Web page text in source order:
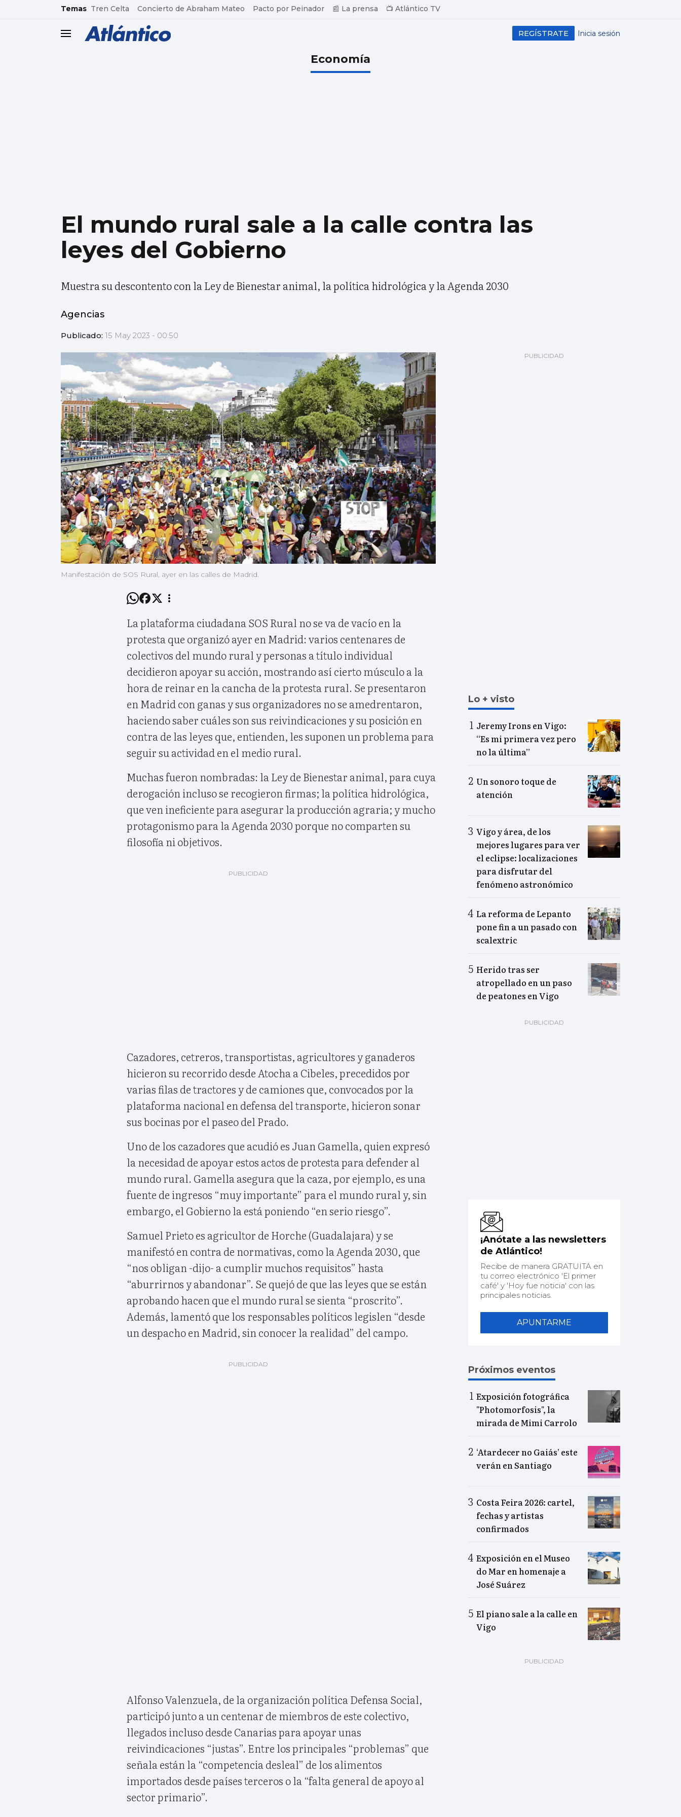
common.go-to-content
Temas Tren Celta Concierto de Abraham Mateo Pacto por Peinador 📰 La prensa 📺 Atlántico TV
header.menu.open Inicia sesión
REGÍSTRATE
Economía
El mundo rural sale a la calle contra las
leyes del Gobierno
Muestra su descontento con la Ley de Bienestar animal, la política hidrológica y la Agenda 2030
Agencias
Publicado: 15 May 2023 - 00:50
Manifestación de SOS Rural, ayer en las calles de Madrid.
La plataforma ciudadana SOS Rural no se va de vacío en la
protesta que organizó ayer en Madrid: varios centenares de
colectivos del mundo rural y personas a título individual
decidieron apoyar su acción, mostrando así cierto músculo a la
hora de reinar en la cancha de la protesta rural. Se presentaron
en Madrid con ganas y sus organizadores no se amedrentaron,
haciendo saber cuáles son sus reivindicaciones y su posición en
contra de las leyes que, entienden, les suponen un problema para
seguir su actividad en el medio rural.
Muchas fueron nombradas: la Ley de Bienestar animal, para cuya
derogación incluso se recogieron firmas; la política hidrológica,
que ven ineficiente para asegurar la producción agraria; y mucho
protagonismo para la Agenda 2030 porque no comparten su
filosofía ni objetivos.
Cazadores, cetreros, transportistas, agricultores y ganaderos
hicieron su recorrido desde Atocha a Cibeles, precedidos por
varias filas de tractores y de camiones que, convocados por la
plataforma nacional en defensa del transporte, hicieron sonar
sus bocinas por el paseo del Prado.
Uno de los cazadores que acudió es Juan Gamella, quien expresó
la necesidad de apoyar estos actos de protesta para defender al
mundo rural. Gamella asegura que la caza, por ejemplo, es una
fuente de ingresos “muy importante” para el mundo rural y, sin
embargo, el Gobierno la está poniendo “en serio riesgo”.
Samuel Prieto es agricultor de Horche (Guadalajara) y se
manifestó en contra de normativas, como la Agenda 2030, que
“nos obligan -dijo- a cumplir muchos requisitos” hasta
“aburrirnos y abandonar”. Se quejó de que las leyes que se están
aprobando hacen que el mundo rural se sienta “proscrito”.
Además, lamentó que los responsables políticos legislen “desde
un despacho en Madrid, sin conocer la realidad” del campo.
Alfonso Valenzuela, de la organización política Defensa Social,
participó junto a un centenar de miembros de este colectivo,
llegados incluso desde Canarias para apoyar unas
reivindicaciones “justas”. Entre los principales “problemas” que
señala están la “competencia desleal” de los alimentos
importados desde países terceros o la “falta general de apoyo al
sector primario”.
Lo + visto
Jeremy Irons en Vigo:
“Es mi primera vez pero
no la última”
Un sonoro toque de
atención
Vigo y área, de los
mejores lugares para ver
el eclipse: localizaciones
para disfrutar del
fenómeno astronómico
La reforma de Lepanto
pone fin a un pasado con
scalextric
Herido tras ser
atropellado en un paso
de peatones en Vigo
¡Anótate a las newsletters
de Atlántico!
Recibe de manera GRATUITA en
tu correo electrónico 'El primer
café' y 'Hoy fue noticia' con las
principales noticias.
APUNTARME
Próximos eventos
Exposición fotográfica
"Photomorfosis", la
mirada de Mimi Carrolo
‘Atardecer no Gaiás’ este
verán en Santiago
Costa Feira 2026: cartel,
fechas y artistas
confirmados
Exposición en el Museo
do Mar en homenaje a
José Suárez
El piano sale a la calle en
Vigo